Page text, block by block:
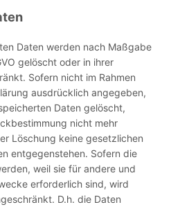
Daten werden nach Maßgabe
gelöscht oder in ihrer
Sofern nicht im Rahmen
ausdrücklich angegeben,
Daten gelöscht,
nicht mehr
Löschung keine gesetzlichen
entgegenstehen. Sofern die
weil sie für andere und
erforderlich sind, wird
D.h. die Daten